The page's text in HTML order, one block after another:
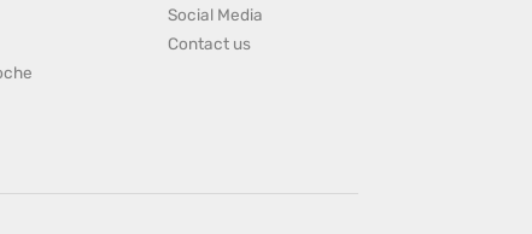
Social Media
Contact us